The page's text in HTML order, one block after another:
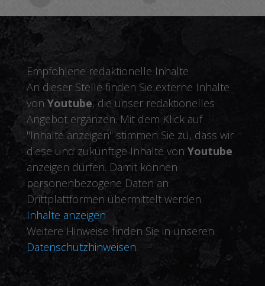
Empfohlene redaktionelle Inhalte
An dieser Stelle finden Sie externe Inhalte
von Youtube, die unser redaktionelles
Angebot ergänzen. Mit dem Klick auf
"Inhalte anzeigen" stimmen Sie zu, dass wir
diese und zukünftige Inhalte von Youtube
anzeigen dürfen. Damit können
personenbezogene Daten an
Drittplattformen übermittelt werden.
Inhalte anzeigen
Weitere Hinweise finden Sie in unseren
Datenschutzhinweisen.